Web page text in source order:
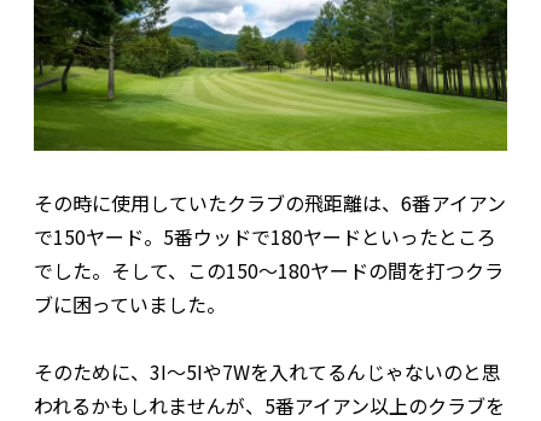
その時に使用していたクラブの飛距離は、6番アイアン
で150ヤード。5番ウッドで180ヤードといったところ
でした。そして、この150～180ヤードの間を打つクラ
ブに困っていました。
そのために、3I～5Iや7Wを入れてるんじゃないのと思
われるかもしれませんが、5番アイアン以上のクラブを